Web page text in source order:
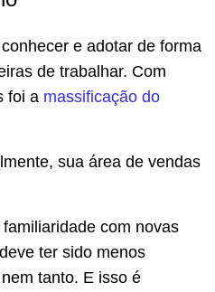
e adotar de forma
de trabalhar. Com
foi a massificação do
sua área de vendas
com novas
ter sido menos
tanto. E isso é